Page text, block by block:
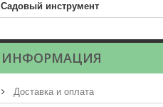
Садовый инструмент
ИНФОРМАЦИЯ
Доставка и оплата